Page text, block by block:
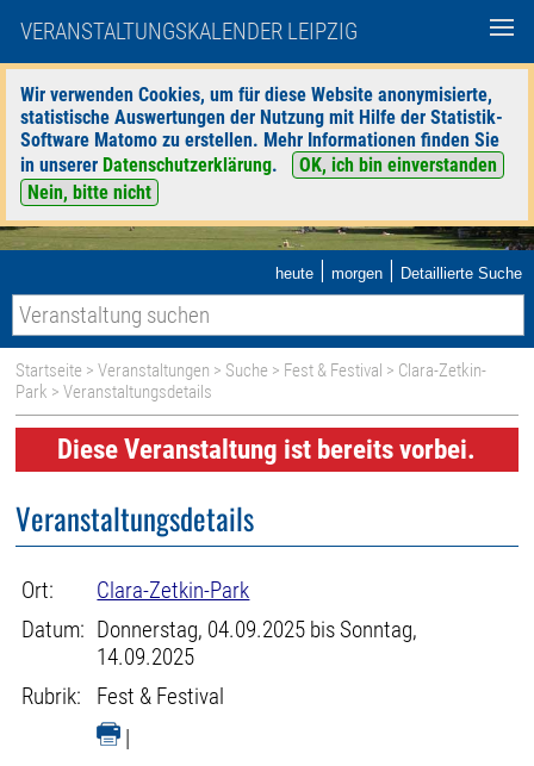
VERANSTALTUNGSKALENDER LEIPZIG
Wir verwenden Cookies, um für diese Website anonymisierte,
statistische Auswertungen der Nutzung mit Hilfe der Statistik-
Software Matomo zu erstellen. Mehr Informationen finden Sie
in unserer Datenschutzerklärung.
OK, ich bin einverstanden
Nein, bitte nicht
heute | morgen | Detaillierte Suche
Startseite >Veranstaltungen > Suche > Fest & Festival > Clara-Zetkin-
Park > Veranstaltungsdetails
Diese Veranstaltung ist bereits vorbei.
Veranstaltungsdetails
Ort:
Clara-Zetkin-Park
Datum: Donnerstag, 04.09.2025 bis Sonntag,
14.09.2025
Rubrik:
Fest & Festival
|